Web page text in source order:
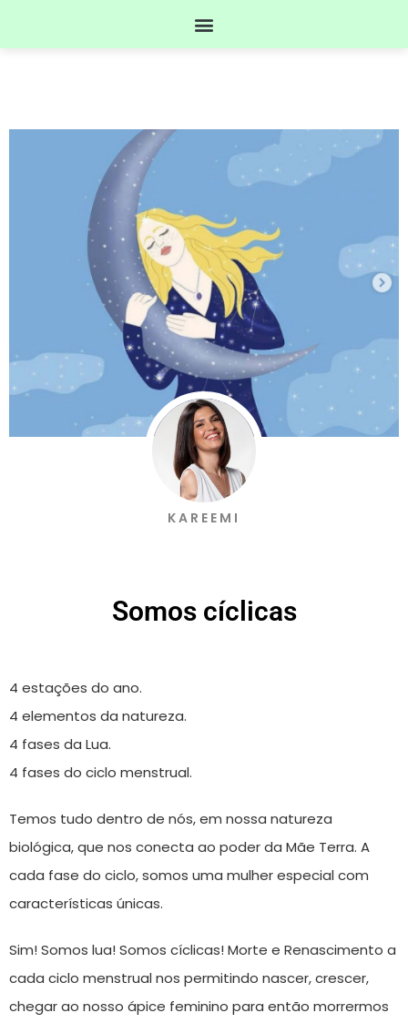
KAREEMI
Somos cíclicas
4 estações do ano.
4 elementos da natureza.
4 fases da Lua.
4 fases do ciclo menstrual.
Temos tudo dentro de nós, em nossa natureza
biológica, que nos conecta ao poder da Mãe Terra. A
cada fase do ciclo, somos uma mulher especial com
características únicas.
Sim! Somos lua! Somos cíclicas! Morte e Renascimento a
cada ciclo menstrual nos permitindo nascer, crescer,
chegar ao nosso ápice feminino para então morrermos